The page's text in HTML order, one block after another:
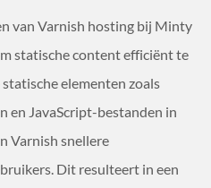
van Varnish hosting bij Minty
statische content efficiënt te
elementen zoals
en JavaScript-bestanden in
Varnish snellere
Dit resulteert in een